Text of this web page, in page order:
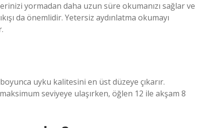
yormadan daha uzun süre okumanızı sağlar ve
da önemlidir. Yetersiz aydınlatma okumayı
boyunca uyku kalitesini en üst düzeye çıkarır.
seviyeye ulaşırken, öğlen 12 ile akşam 8